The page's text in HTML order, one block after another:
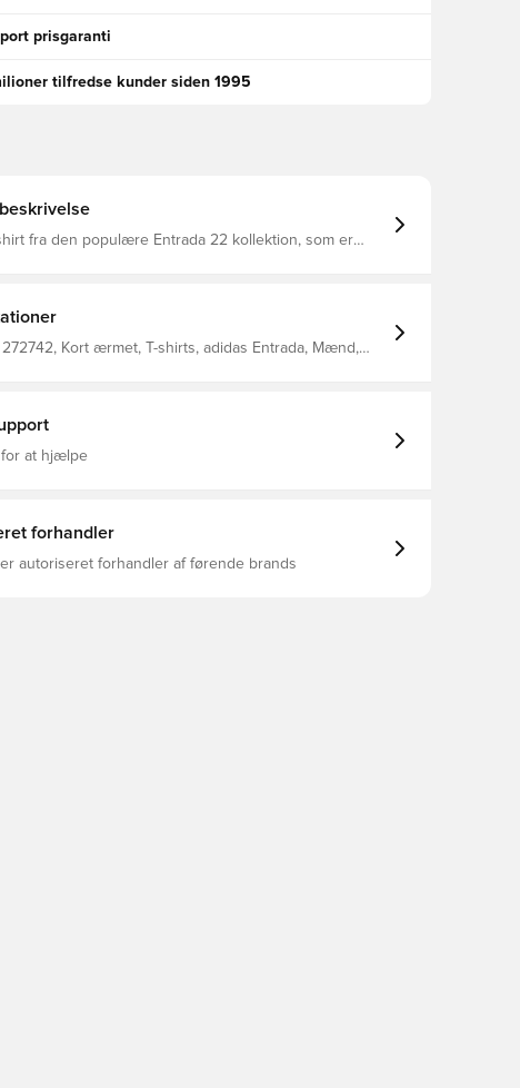
prisgaranti
tilfredse kunder siden 1995
fra den populære Entrada 22 kollektion, som er
272742, Kort ærmet, T-shirts, adidas Entrada, Mænd,
at hjælpe
forhandler
autoriseret forhandler af førende brands